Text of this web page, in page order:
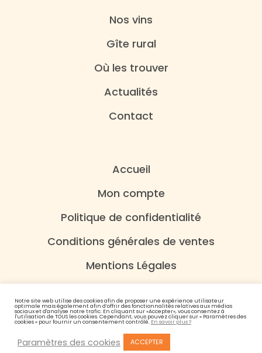
Nos vins
Gîte rural
Où les trouver
Actualités
Contact
Accueil
Mon compte
Politique de confidentialité
Conditions générales de ventes
Mentions Légales
Notre site web utilise des cookies afin de proposer une expérience utilisateur
optimale mais également afin d’offrir des fonctionnalités relatives aux médias
sociaux et d'analyse notre trafic. En cliquant sur «Accepter», vous consentez à
l'utilisation de TOUS les cookies. Cependant, vous pouvez cliquer sur « Paramètres des
cookies » pour fournir un consentement contrôlé. En savoir plus ?
Paramètres des cookies ACCEPTER